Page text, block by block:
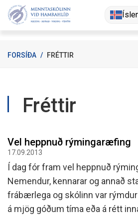
Fara
FORSÍÐA / FRÉTTIR
Fréttir
Vel heppnuð rýmingaræfing
17.09.2013
Í dag fór fram vel heppnuð
Nemendur, kennarar og annað
frábærlega og skólinn var
á mjög góðum tíma eða á rétt